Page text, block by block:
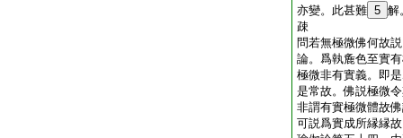
亦變。此甚難 5 解
疎
問若無極微佛何
論。爲執麁色至實
極微非有實義。即
是常故。佛説極微
非謂有實極微體故
可説爲實成所縁縁